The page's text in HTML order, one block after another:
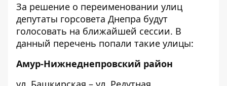
За решение о переименовании улиц
депутаты горсовета Днепра будут
голосовать на ближайшей сессии. В
данный перечень попали такие улицы:
Амур-Нижнеднепровский район